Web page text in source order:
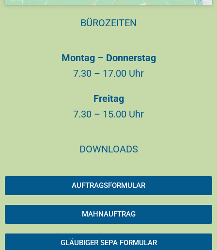
BÜROZEITEN
Montag – Donnerstag
7.30 – 17.00 Uhr
Freitag
7.30 – 15.00 Uhr
DOWNLOADS
AUFTRAGSFORMULAR
MAHNAUFTRAG
GLÄUBIGER SEPA FORMULAR